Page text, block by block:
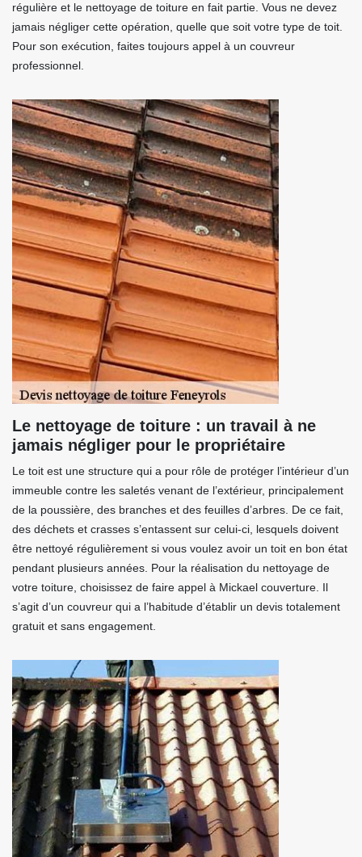
régulière et le nettoyage de toiture en fait partie. Vous ne devez
jamais négliger cette opération, quelle que soit votre type de toit.
Pour son exécution, faites toujours appel à un couvreur
professionnel.
Le nettoyage de toiture : un travail à ne
jamais négliger pour le propriétaire
Le toit est une structure qui a pour rôle de protéger l’intérieur d’un
immeuble contre les saletés venant de l’extérieur, principalement
de la poussière, des branches et des feuilles d’arbres. De ce fait,
des déchets et crasses s’entassent sur celui-ci, lesquels doivent
être nettoyé régulièrement si vous voulez avoir un toit en bon état
pendant plusieurs années. Pour la réalisation du nettoyage de
votre toiture, choisissez de faire appel à Mickael couverture. Il
s’agit d’un couvreur qui a l’habitude d’établir un devis totalement
gratuit et sans engagement.